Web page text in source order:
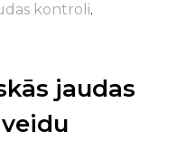
kontroli.
jaudas